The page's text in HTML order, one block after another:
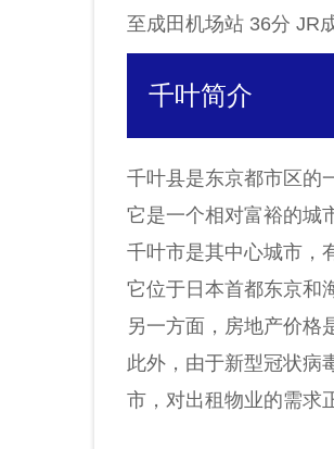
至成田机场站 36分 JR
千叶简介
千叶县是东京都市区的
它是一个相对富裕的城
千叶市是其中心城市，
它位于日本首都东京和
另一方面，房地产价格
此外，由于新型冠状病
市，对出租物业的需求